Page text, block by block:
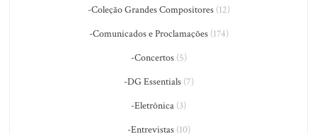
-Coleção Grandes Compositores(12)
-Comunicados e Proclamações(174)
-Concertos(5)
-DG Essentials(7)
-Eletrônica (3)
-Entrevistas(10)